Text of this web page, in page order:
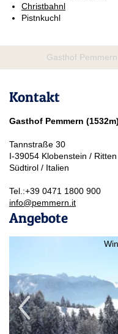
Christbahnl
Pistnkuchl
Gasthof Pemmern
Kontakt
Gasthof Pemmern (1532m)
Tannstraße 30
I-39054 Klobenstein / Ritten
Südtirol / Italien
Tel.:+39 0471 1800 900
info@pemmern.it
Angebote